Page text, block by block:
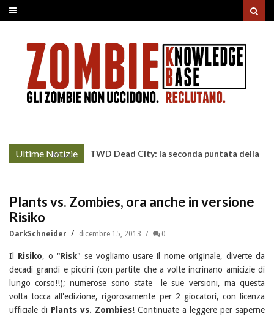
Ultime Notizie
More »
TWD Dead City: la seconda puntata della
Plants vs. Zombies, ora anche in versione
Risiko
DarkSchneider dicembre 15, 2013 0
Il Risiko, o "Risk" se vogliamo usare il nome originale, diverte da
decadi grandi e piccini (con partite che a volte incrinano amicizie di
lungo corso!!); numerose sono state le sue versioni, ma questa
volta tocca all'edizione, rigorosamente per 2 giocatori, con licenza
ufficiale di Plants vs. Zombies! Continuate a leggere per saperne